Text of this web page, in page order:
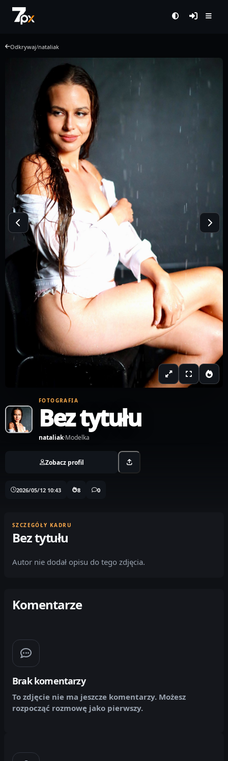
Odkrywaj/nataliak
FOTOGRAFIA
Bez tytułu
nataliak·Modelka
Zobacz profil
2026/05/12 10:43 8 0
SZCZEGÓŁY KADRU
Bez tytułu
Autor nie dodał opisu do tego zdjęcia.
Komentarze
Brak komentarzy
To zdjęcie nie ma jeszcze komentarzy. Możesz
rozpocząć rozmowę jako pierwszy.